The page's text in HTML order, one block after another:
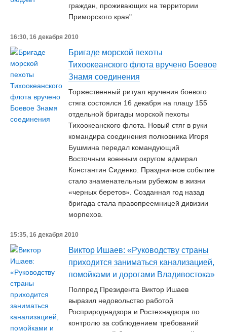
граждан, проживающих на территории
Приморского края".
16:30, 16 декабря 2010
Бригаде морской пехоты
Тихоокеанского флота вручено Боевое
Знамя соединения
Торжественный ритуал вручения боевого
стяга состоялся 16 декабря на плацу 155
отдельной бригады морской пехоты
Тихоокеанского флота. Новый стяг в руки
командира соединения полковника Игоря
Бушмина передал командующий
Восточным военным округом адмирал
Константин Сиденко. Праздничное событие
стало знаменательным рубежом в жизни
«черных беретов». Созданная год назад
бригада стала правопреемницей дивизии
морпехов.
15:35, 16 декабря 2010
Виктор Ишаев: «Руководству страны
приходится заниматься канализацией,
помойками и дорогами Владивостока»
Полпред Президента Виктор Ишаев
выразил недовольство работой
Росприроднадзора и Ростехнадзора по
контролю за соблюдением требований